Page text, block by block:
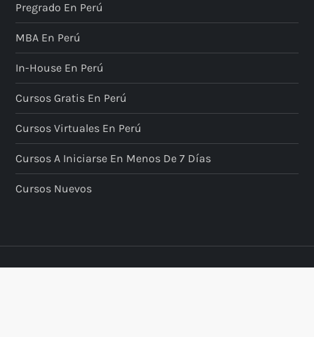
Pregrado En Perú
MBA En Perú
In-House En Perú
Cursos Gratis En Perú
Cursos Virtuales En Perú
Cursos A Iniciarse En Menos De 7 Días
Cursos Nuevos